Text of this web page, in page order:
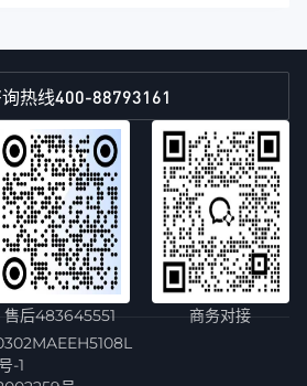
热线400-88793161
售后483645551
商务对接
-1